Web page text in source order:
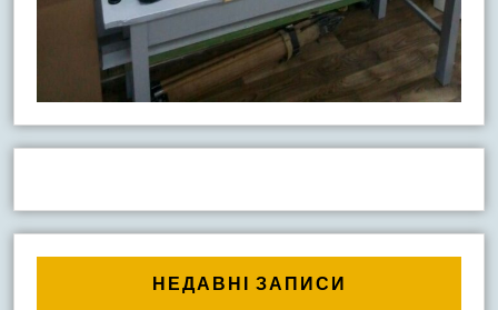
НЕДАВНІ ЗАПИСИ